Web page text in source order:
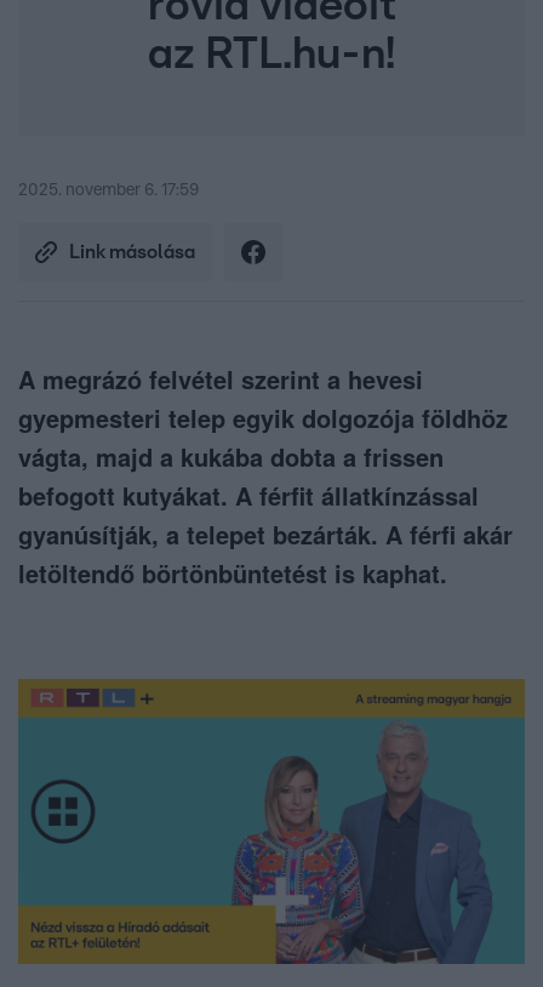
az RTL.hu-n!
2025. november 6. 17:59
Link másolása
A megrázó felvétel szerint a hevesi
gyepmesteri telep egyik dolgozója földhöz
vágta, majd a kukába dobta a frissen
befogott kutyákat. A férfit állatkínzással
gyanúsítják, a telepet bezárták. A férfi akár
letöltendő börtönbüntetést is kaphat.